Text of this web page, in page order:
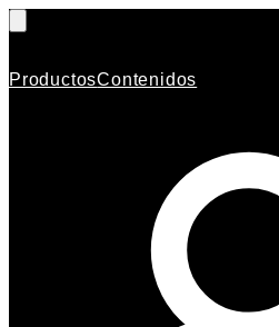
ProductosContenidos